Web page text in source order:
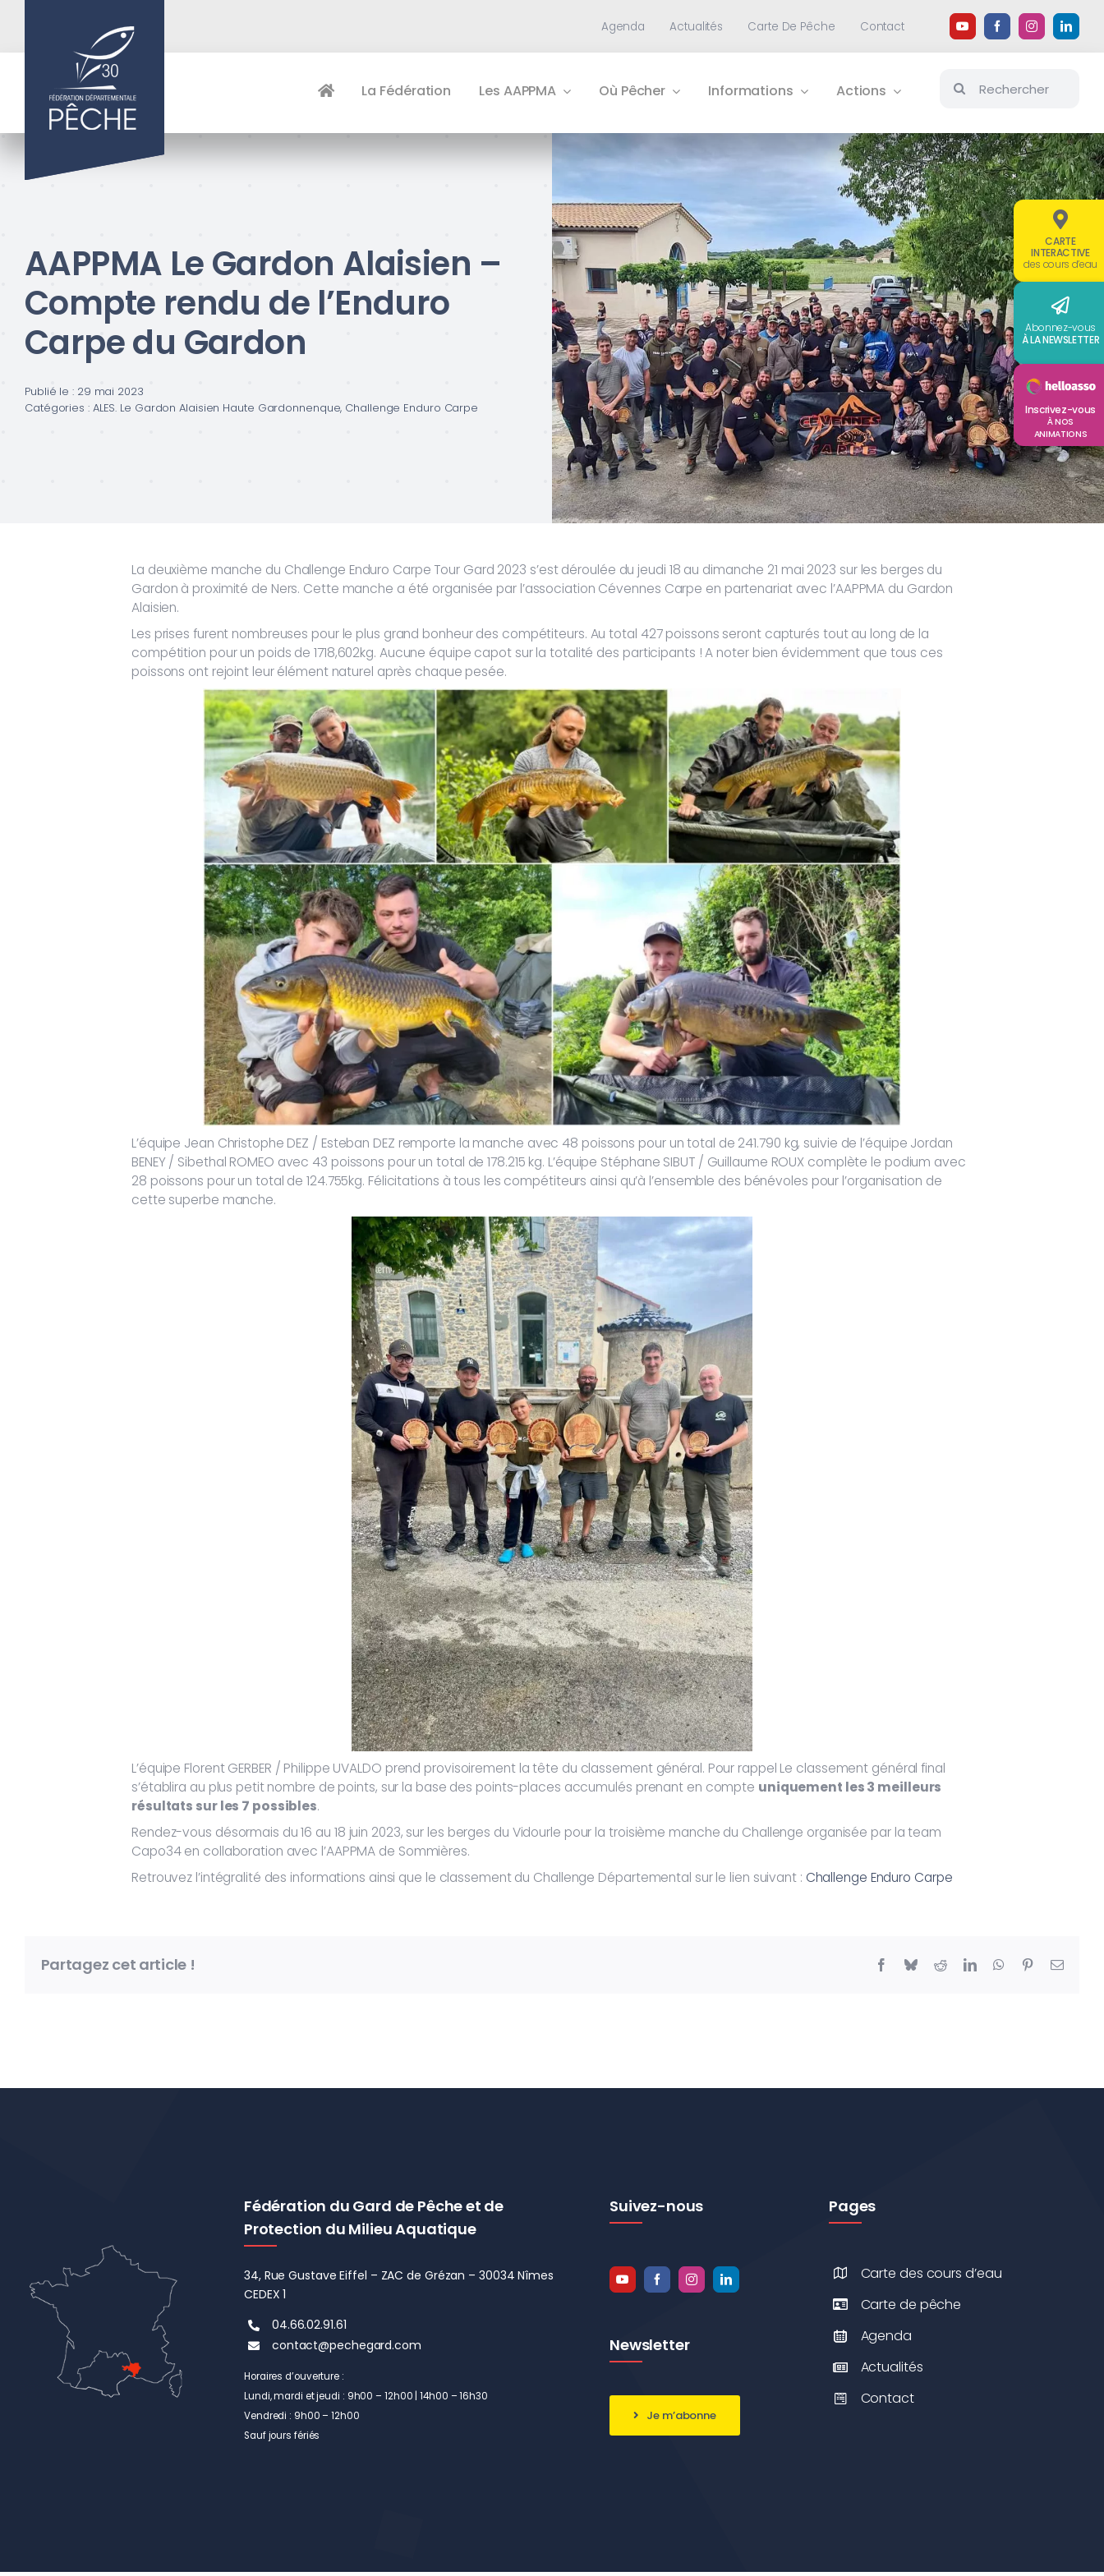
Agenda Actualités Carte De Pêche Contact
La Fédération Les AAPPMA Où Pêcher Informations Actions
AAPPMA Le Gardon Alaisien –
Compte rendu de l’Enduro
Carpe du Gardon
Publié le : 29 mai 2023
Catégories : ALES. Le Gardon Alaisien Haute Gardonnenque, Challenge Enduro Carpe
La deuxième manche du Challenge Enduro Carpe Tour Gard 2023 s’est déroulée du jeudi 18 au dimanche 21 mai 2023 sur les berges du
Gardon à proximité de Ners. Cette manche a été organisée par l’association Cévennes Carpe en partenariat avec l’AAPPMA du Gardon
Alaisien.
Les prises furent nombreuses pour le plus grand bonheur des compétiteurs. Au total 427 poissons seront capturés tout au long de la
compétition pour un poids de 1718,602kg. Aucune équipe capot sur la totalité des participants ! A noter bien évidemment que tous ces
poissons ont rejoint leur élément naturel après chaque pesée.
L’équipe Jean Christophe DEZ / Esteban DEZ remporte la manche avec 48 poissons pour un total de 241.790 kg, suivie de l’équipe Jordan
BENEY / Sibethal ROMEO avec 43 poissons pour un total de 178.215 kg. L’équipe Stéphane SIBUT / Guillaume ROUX complète le podium avec
28 poissons pour un total de 124.755kg. Félicitations à tous les compétiteurs ainsi qu’à l’ensemble des bénévoles pour l’organisation de
cette superbe manche.
L’équipe Florent GERBER / Philippe UVALDO prend provisoirement la tête du classement général. Pour rappel Le classement général final
s’établira au plus petit nombre de points, sur la base des points-places accumulés prenant en compte uniquement les 3 meilleurs
résultats sur les 7 possibles.
Rendez-vous désormais du 16 au 18 juin 2023, sur les berges du Vidourle pour la troisième manche du Challenge organisée par la team
Capo34 en collaboration avec l’AAPPMA de Sommières.
Retrouvez l’intégralité des informations ainsi que le classement du Challenge Départemental sur le lien suivant : Challenge Enduro Carpe
Partagez cet article ! Facebook
BlueskyRedditLinkedInWhatsApp
PinterestEmail
Fédération du Gard de Pêche et de
Protection du Milieu Aquatique
34, Rue Gustave Eiffel – ZAC de Grézan – 30034 Nîmes
CEDEX 1
04.66.02.91.61
contact@pechegard.com
Horaires d’ouverture :
Lundi, mardi et jeudi : 9h00 – 12h00 | 14h00 – 16h30
Vendredi : 9h00 – 12h00
Sauf jours fériés
Suivez-nous
Newsletter
Je m’abonne
Pages
Carte des cours d’eau
Carte de pêche
Agenda
Actualités
Contact
CARTE
INTERACTIVE
des cours d’eau
Abonnez-vous
À LA NEWSLETTER
Inscrivez-vous
À NOS
ANIMATIONS